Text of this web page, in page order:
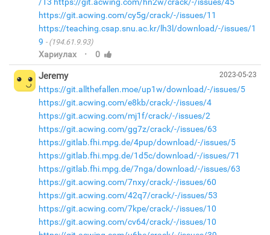
https://git.acwing.com/cy5g/crack/-/issues/11
https://teaching.csap.snu.ac.kr/lh3l/download/-/issues/1
9
(194.61.9.93)
Хариулах · 0
2023-05-23
Jeremy
https://git.allthefallen.moe/up1w/download/-/issues/5
https://git.acwing.com/e8kb/crack/-/issues/4
https://git.acwing.com/mj1f/crack/-/issues/2
https://git.acwing.com/gg7z/crack/-/issues/63
https://gitlab.fhi.mpg.de/4pup/download/-/issues/5
https://gitlab.fhi.mpg.de/1d5c/download/-/issues/71
https://gitlab.fhi.mpg.de/7nga/download/-/issues/63
https://git.acwing.com/7nxy/crack/-/issues/60
https://git.acwing.com/42q7/crack/-/issues/53
https://git.acwing.com/7kpe/crack/-/issues/10
https://git.acwing.com/cv64/crack/-/issues/10